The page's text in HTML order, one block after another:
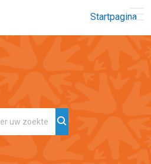
Startpagina